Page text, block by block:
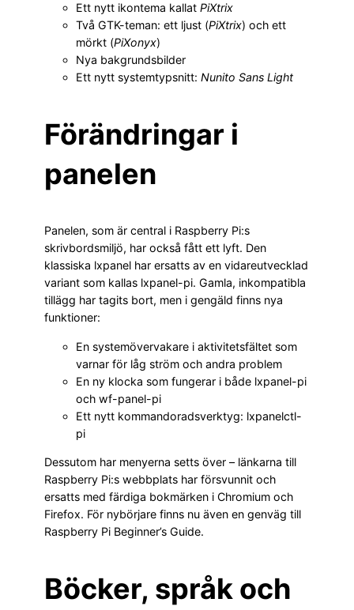
Ett nytt ikontema kallat PiXtrix
Två GTK-teman: ett ljust (PiXtrix) och ett
mörkt (PiXonyx)
Nya bakgrundsbilder
Ett nytt systemtypsnitt: Nunito Sans Light
Förändringar i
panelen
Panelen, som är central i Raspberry Pi:s
skrivbordsmiljö, har också fått ett lyft. Den
klassiska lxpanel har ersatts av en vidareutvecklad
variant som kallas lxpanel-pi. Gamla, inkompatibla
tillägg har tagits bort, men i gengäld finns nya
funktioner:
En systemövervakare i aktivitetsfältet som
varnar för låg ström och andra problem
En ny klocka som fungerar i både lxpanel-pi
och wf-panel-pi
Ett nytt kommandoradsverktyg: lxpanelctl-
pi
Dessutom har menyerna setts över – länkarna till
Raspberry Pi:s webbplats har försvunnit och
ersatts med färdiga bokmärken i Chromium och
Firefox. För nybörjare finns nu även en genväg till
Raspberry Pi Beginner’s Guide.
Böcker, språk och